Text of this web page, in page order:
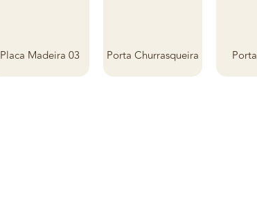
Placa Madeira 03 Porta Churrasqueira